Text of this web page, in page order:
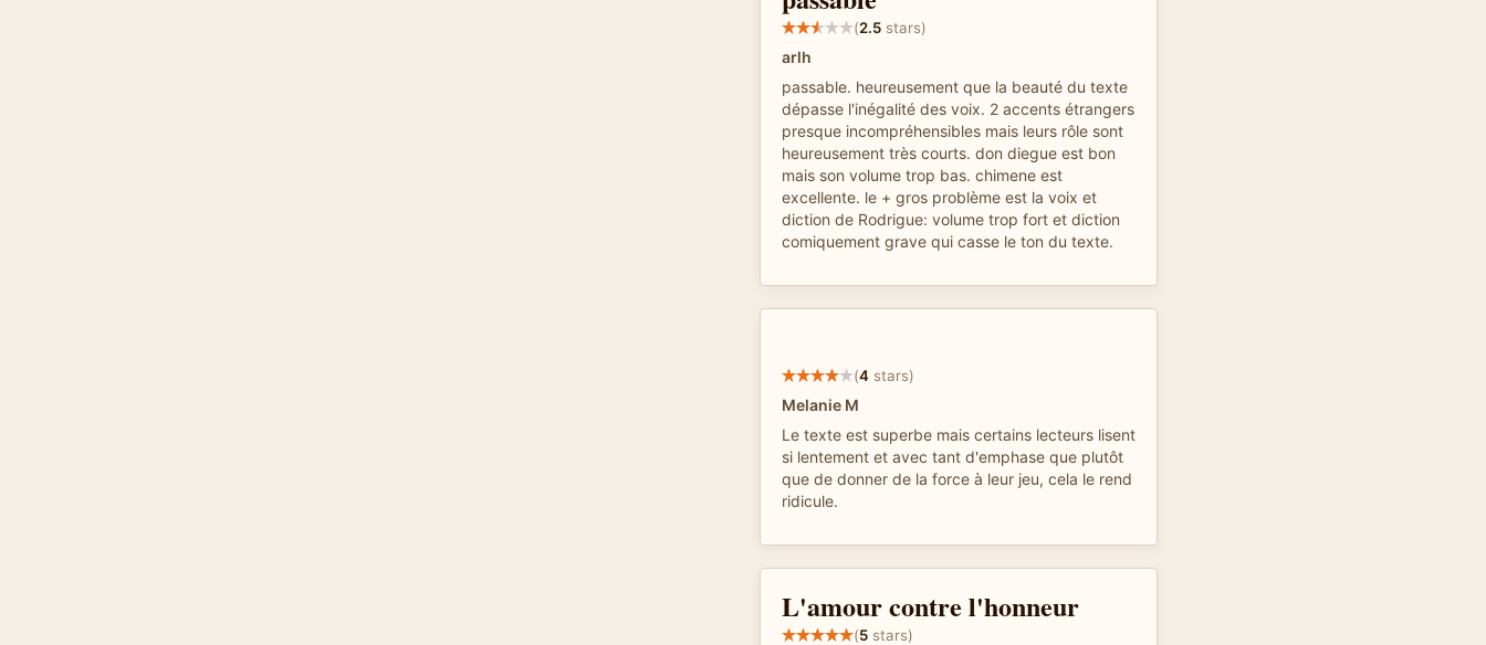
(2.5 stars)
arlh
passable. heureusement que la beauté du texte
dépasse l'inégalité des voix. 2 accents étrangers
presque incompréhensibles mais leurs rôle sont
heureusement très courts. don diegue est bon
mais son volume trop bas. chimene est
excellente. le + gros problème est la voix et
diction de Rodrigue: volume trop fort et diction
comiquement grave qui casse le ton du texte.
(4 stars)
Melanie M
Le texte est superbe mais certains lecteurs lisent
si lentement et avec tant d'emphase que plutôt
que de donner de la force à leur jeu, cela le rend
ridicule.
L'amour contre l'honneur
(5 stars)